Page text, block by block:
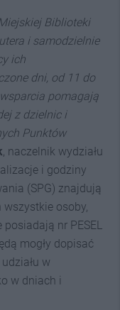
Biblioteki
i samodzielnie
ich
dni, od 11 do
pomagają
z dzielnic i
Punktów
, naczelnik wydziału
i godziny
(SPG) znajdują
osoby,
nr PESEL
mogły dopisać
w
w dniach i